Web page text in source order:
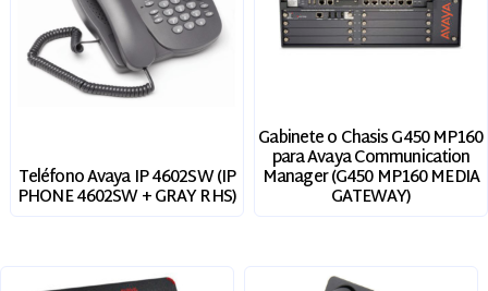
Teléfono Avaya IP 4602SW (IP
PHONE 4602SW + GRAY RHS)
Gabinete o Chasis G450 MP160
para Avaya Communication
Manager (G450 MP160 MEDIA
GATEWAY)